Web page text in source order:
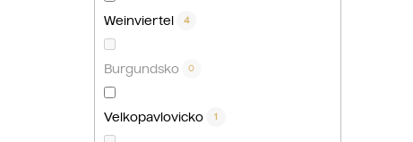
Weinviertel 4
Burgundsko 0
Velkopavlovicko 1